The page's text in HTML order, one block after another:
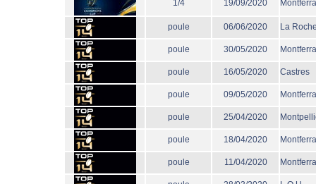
1/4 19/09/2020
poule 06/06/2020 La
poule 30/05/2020
poule 16/05/2020 Castres
poule 09/05/2020
poule 25/04/2020
poule 18/04/2020
poule 11/04/2020